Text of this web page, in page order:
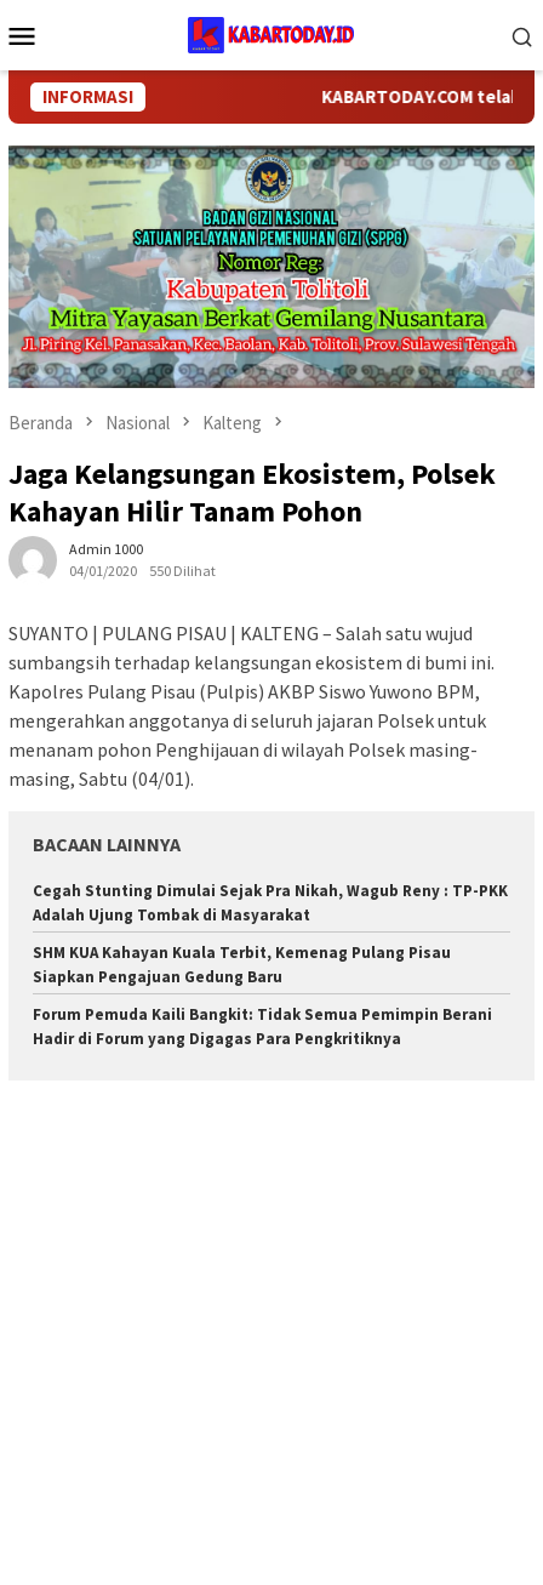
ke
Mobile
INFORMASI KABARTODAY.COM telah
Beranda Nasional Kalteng
Jaga Kelangsungan Ekosistem, Polsek
Kahayan Hilir Tanam Pohon
Admin 1000
04/01/2020
550 Dilihat
SUYANTO | PULANG PISAU | KALTENG – Salah satu wujud
sumbangsih terhadap kelangsungan ekosistem di bumi ini.
Kapolres Pulang Pisau (Pulpis) AKBP Siswo Yuwono BPM,
mengerahkan anggotanya di seluruh jajaran Polsek untuk
menanam pohon Penghijauan di wilayah Polsek masing-
masing, Sabtu (04/01).
BACAAN LAINNYA
Cegah Stunting Dimulai Sejak Pra Nikah, Wagub Reny : TP-PKK
Adalah Ujung Tombak di Masyarakat
SHM KUA Kahayan Kuala Terbit, Kemenag Pulang Pisau
Siapkan Pengajuan Gedung Baru
Forum Pemuda Kaili Bangkit: Tidak Semua Pemimpin Berani
Hadir di Forum yang Digagas Para Pengkritiknya